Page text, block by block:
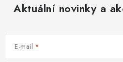
Aktuální novinky a
E-mail